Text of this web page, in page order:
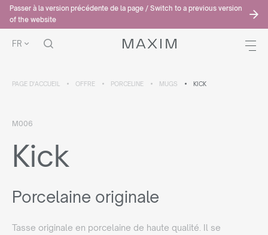
Passer à la version précédente de la page / Switch to a previous version
of the website
FR
PAGE D'ACCUEIL OFFRE PORCELINE MUGS KICK
M006
Kick
Porcelaine originale
Tasse originale en porcelaine de haute qualité. Il se